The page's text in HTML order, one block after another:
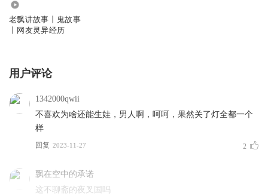
老飘讲故事丨鬼故事
丨网友灵异经历
用户评论
1342000qwii
不喜欢为啥还能生娃，男人啊，呵呵，果然关了灯全都一个
样
回复 2023-11-27 2
飘在空中的承诺
这不聊斋的夜叉国吗